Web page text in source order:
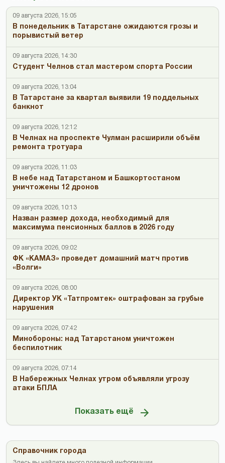
09 августа 2026, 15:05
В понедельник в Татарстане ожидаются грозы и
порывистый ветер
09 августа 2026, 14:30
Студент Челнов стал мастером спорта России
09 августа 2026, 13:04
В Татарстане за квартал выявили 19 поддельных
банкнот
09 августа 2026, 12:12
В Челнах на проспекте Чулман расширили объём
ремонта тротуара
09 августа 2026, 11:03
В небе над Татарстаном и Башкортостаном
уничтожены 12 дронов
09 августа 2026, 10:13
Назван размер дохода, необходимый для
максимума пенсионных баллов в 2026 году
09 августа 2026, 09:02
ФК «КАМАЗ» проведет домашний матч против
«Волги»
09 августа 2026, 08:00
Директор УК «Татпромтек» оштрафован за грубые
нарушения
09 августа 2026, 07:42
Минобороны: над Татарстаном уничтожен
беспилотник
09 августа 2026, 07:14
В Набережных Челнах утром объявляли угрозу
атаки БПЛА
Показать ещё
Справочник города